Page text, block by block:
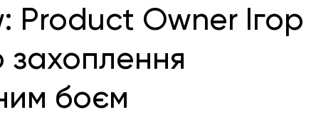
Product Owner Ігор
захоплення
боєм